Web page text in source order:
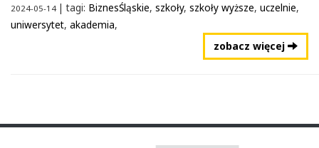
2024-05-14 | tagi: BiznesŚląskie, szkoły, szkoły wyższe, uczelnie,
uniwersytet, akademia,
zobacz więcej